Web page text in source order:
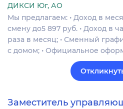
ДИКСИ Юг, АО
Мы предлагаем: • Доход в
смену до5 897 руб. • Доход в
раза в месяц; • Сменный
с домом; • Официальное
Заместитель